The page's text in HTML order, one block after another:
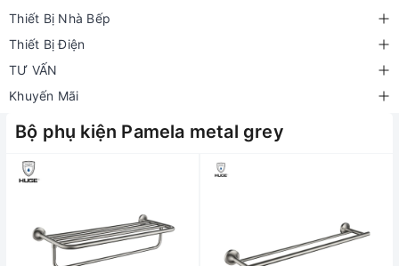
Thiết Bị Nhà Bếp
Thiết Bị Điện
TƯ VẤN
Khuyến Mãi
Bộ phụ kiện Pamela metal grey